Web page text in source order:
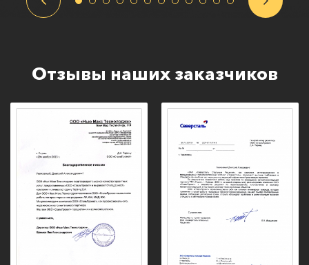
Отзывы наших заказчиков